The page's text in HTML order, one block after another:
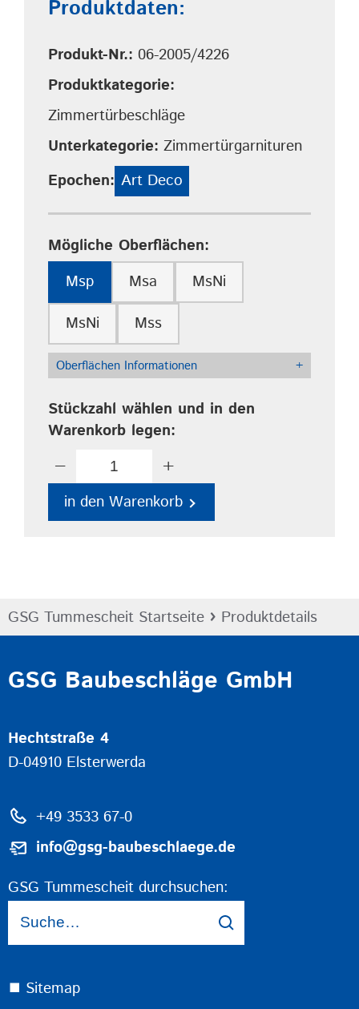
Produktdaten:
Produkt-Nr.: 06-2005/4226
Produktkategorie:
Zimmertürbeschläge
Unterkategorie: Zimmertürgarnituren
Epochen: Art Deco
Mögliche Oberflächen:
Msp
Msa
MsNi
MsNi
Mss
Oberflächen Informationen +
Stückzahl wählen und in den
Warenkorb legen:
− +
in den Warenkorb
GSG Tummescheit Startseite › Produktdetails
GSG Baubeschläge GmbH
Hechtstraße 4
D-04910 Elsterwerda
+49 3533 67-0
info@gsg-baubeschlaege.de
GSG Tummescheit durchsuchen:
⯀ Sitemap